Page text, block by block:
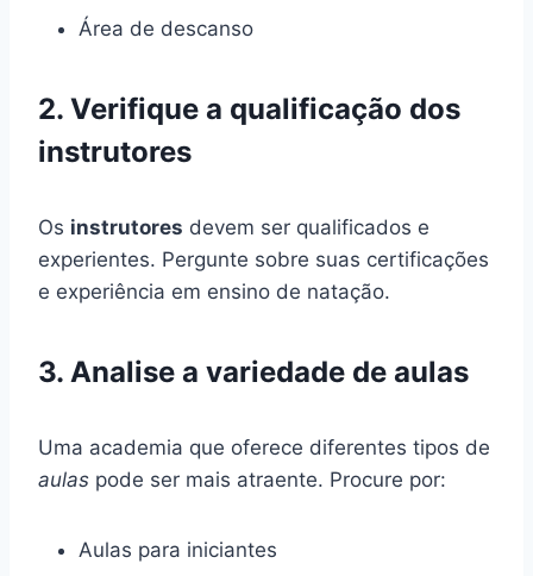
Área de descanso
2. Verifique a qualificação dos
instrutores
Os instrutores devem ser qualificados e
experientes. Pergunte sobre suas certificações
e experiência em ensino de natação.
3. Analise a variedade de aulas
Uma academia que oferece diferentes tipos de
aulas pode ser mais atraente. Procure por:
Aulas para iniciantes